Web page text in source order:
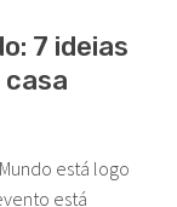
7 ideias
casa
está logo
está